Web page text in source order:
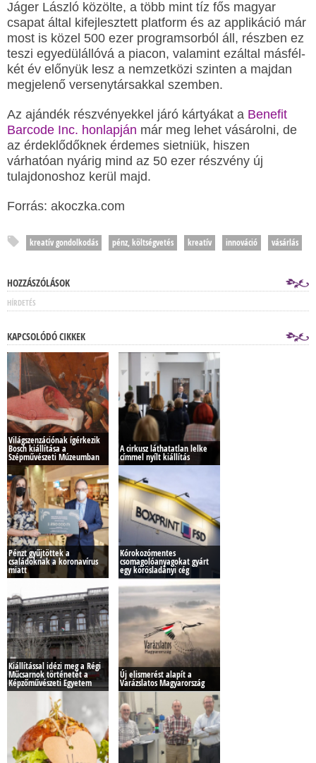
Jáger László közölte, a több mint tíz fős magyar
csapat által kifejlesztett platform és az applikáció már
most is közel 500 ezer programsorból áll, részben ez
teszi egyedülállóvá a piacon, valamint ezáltal másfél-
két év előnyük lesz a nemzetközi szinten a majdan
megjelenő versenytársakkal szemben.
Az ajándék részvényekkel járó kártyákat a Benefit
Barcode Inc. honlapján már meg lehet vásárolni, de
az érdeklődőknek érdemes sietniük, hiszen
várhatóan nyárig mind az 50 ezer részvény új
tulajdonoshoz kerül majd.
Forrás: akoczka.com
kreatív gondolkodás pénz, költségvetés kreatív innováció vásárlás
HOZZÁSZÓLÁSOK
HÍRDETÉS
KAPCSOLÓDÓ CIKKEK
Világszenzációnak ígérkezik
Bosch kiállítása a
Szépművészeti Múzeumban
A cirkusz láthatatlan lelke
címmel nyílt kiállítás
Pénzt gyűjtöttek a
családoknak a koronavírus
miatt
Kórokozómentes
csomagolóanyagokat gyárt
egy körösladányi cég
Kiállítással idézi meg a Régi
Műcsarnok történetét a
Képzőművészeti Egyetem
Új elismerést alapít a
Varázslatos Magyarország